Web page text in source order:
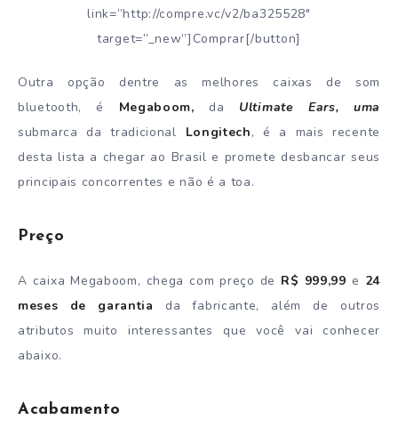
link=”http://compre.vc/v2/ba325528″
target=”_new”]Comprar[/button]
Outra opção dentre as melhores caixas de som
bluetooth, é Megaboom, da Ultimate Ears, uma
submarca da tradicional Longitech, é a mais recente
desta lista a chegar ao Brasil e promete desbancar seus
principais concorrentes e não é a toa.
Preço
A caixa Megaboom, chega com preço de R$ 999,99 e 24
meses de garantia da fabricante, além de outros
atributos muito interessantes que você vai conhecer
abaixo.
Acabamento